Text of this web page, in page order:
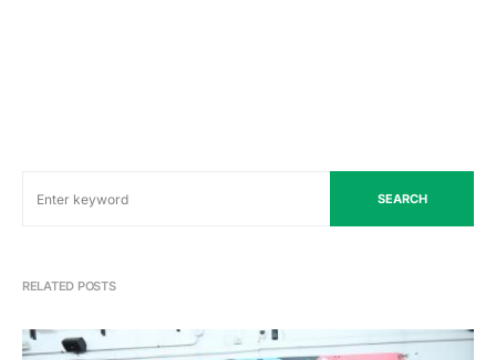
SEARCH
RELATED POSTS